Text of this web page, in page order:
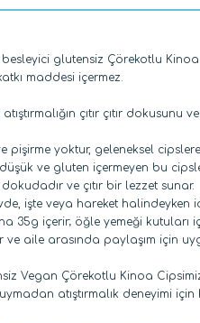
besleyici glutensiz Çörekotlu
maddesi içermez.
çıtır çıtır dokusunu
pişirme yoktur, geleneksel
ve gluten içermeyen bu
ve çıtır bir lezzet sunar.
işte veya hareket halindeyken
35g içerir; öğle yemeği kutuları
ve aile arasında paylaşım için
Vegan Çörekotlu Kinoa Cipsimiz
atıştırmalık deneyimi için